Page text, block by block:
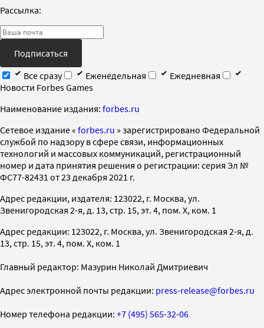
Рассылка:
Подписаться
Все сразу
Еженедельная
Ежедневная
Новости Forbes Games
Наименование издания: forbes.ru
Cетевое издание « forbes.ru » зарегистрировано Федеральной
службой по надзору в сфере связи, информационных
технологий и массовых коммуникаций, регистрационный
номер и дата принятия решения о регистрации: серия Эл №
ФС77-82431 от 23 декабря 2021 г.
Адрес редакции, издателя: 123022, г. Москва, ул.
Звенигородская 2-я, д. 13, стр. 15, эт. 4, пом. X, ком. 1
Адрес редакции: 123022, г. Москва, ул. Звенигородская 2-я, д.
13, стр. 15, эт. 4, пом. X, ком. 1
Главный редактор: Мазурин Николай Дмитриевич
Адрес электронной почты редакции: press-release@forbes.ru
Номер телефона редакции: +7 (495) 565-32-06